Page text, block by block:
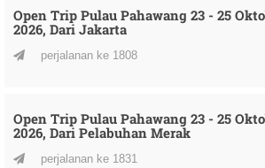
Open Trip Pulau Pahawang 23 - 25
2026, Dari Jakarta
perjalanan ke 1808
Open Trip Pulau Pahawang 23 - 25
2026, Dari Pelabuhan Merak
perjalanan ke 1831